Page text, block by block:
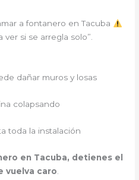
a fontanero en Tacuba
ver si se arregla solo”.
dañar muros y losas
colapsando
toda la instalación
en Tacuba, detienes el
vuelva caro